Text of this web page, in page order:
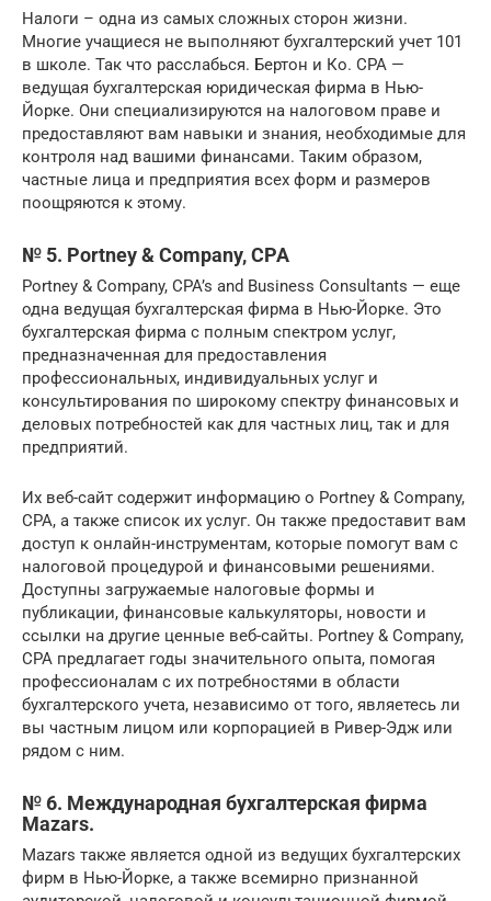
Налоги – одна из самых сложных сторон жизни.
Многие учащиеся не выполняют бухгалтерский учет 101
в школе. Так что расслабься. Бертон и Ко. CPA —
ведущая бухгалтерская юридическая фирма в Нью-
Йорке. Они специализируются на налоговом праве и
предоставляют вам навыки и знания, необходимые для
контроля над вашими финансами. Таким образом,
частные лица и предприятия всех форм и размеров
поощряются к этому.
№ 5. Portney & Company, CPA
Portney & Company, CPA’s and Business Consultants — еще
одна ведущая бухгалтерская фирма в Нью-Йорке. Это
бухгалтерская фирма с полным спектром услуг,
предназначенная для предоставления
профессиональных, индивидуальных услуг и
консультирования по широкому спектру финансовых и
деловых потребностей как для частных лиц, так и для
предприятий.
Их веб-сайт содержит информацию о Portney & Company,
CPA, а также список их услуг. Он также предоставит вам
доступ к онлайн-инструментам, которые помогут вам с
налоговой процедурой и финансовыми решениями.
Доступны загружаемые налоговые формы и
публикации, финансовые калькуляторы, новости и
ссылки на другие ценные веб-сайты. Portney & Company,
CPA предлагает годы значительного опыта, помогая
профессионалам с их потребностями в области
бухгалтерского учета, независимо от того, являетесь ли
вы частным лицом или корпорацией в Ривер-Эдж или
рядом с ним.
№ 6. Международная бухгалтерская фирма
Mazars.
Mazars также является одной из ведущих бухгалтерских
фирм в Нью-Йорке, а также всемирно признанной